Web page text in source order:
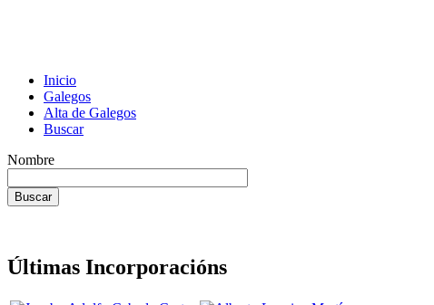
Inicio
Galegos
Alta de Galegos
Buscar
Nombre
Últimas Incorporacións